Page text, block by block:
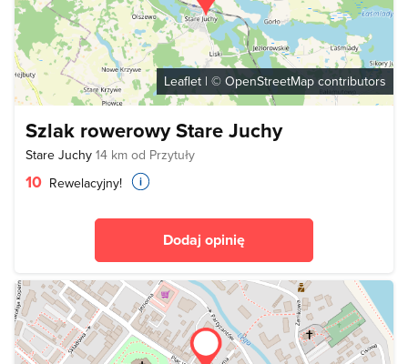
Leaflet | © OpenStreetMap contributors
Szlak rowerowy Stare Juchy
Stare Juchy 14 km od Przytuły
10 Rewelacyjny!
Dodaj opinię